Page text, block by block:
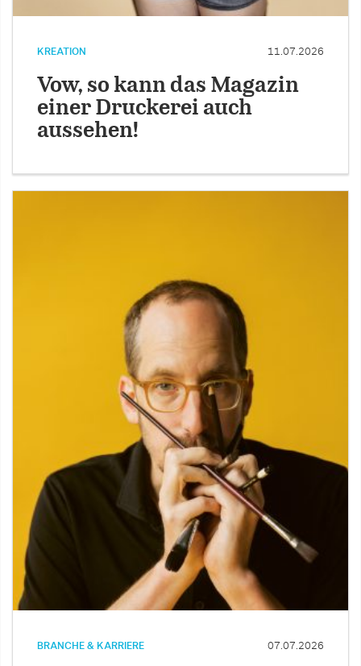
KREATION 11.07.2026
Vow, so kann das Magazin
einer Druckerei auch
aussehen!
BRANCHE & KARRIERE 07.07.2026